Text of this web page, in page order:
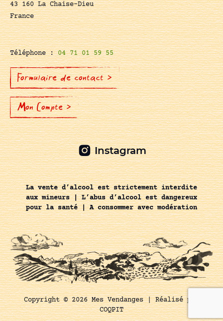
43 160 La Chaise-Dieu
France
Téléphone :04 71 01 59 55
Formulaire de contact >
Mon Compte >
Instagram
La vente d’alcool est strictement interdite
aux mineurs | L’abus d’alcool est dangereux
pour la santé | A consommer avec modération
Copyright © 2026 Mes Vendanges |Réalisé par
COQPIT